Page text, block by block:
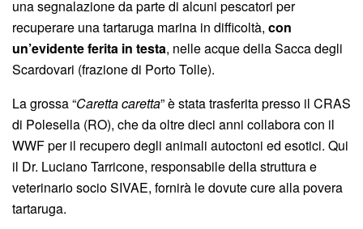
una segnalazione da parte di alcuni pescatori per
recuperare una tartaruga marina in difficoltà, con
un’evidente ferita in testa, nelle acque della Sacca degli
Scardovari (frazione di Porto Tolle).
La grossa “Caretta caretta” è stata trasferita presso il CRAS
di Polesella (RO), che da oltre dieci anni collabora con il
WWF per il recupero degli animali autoctoni ed esotici. Qui
il Dr. Luciano Tarricone, responsabile della struttura e
veterinario socio SIVAE, fornirà le dovute cure alla povera
tartaruga.